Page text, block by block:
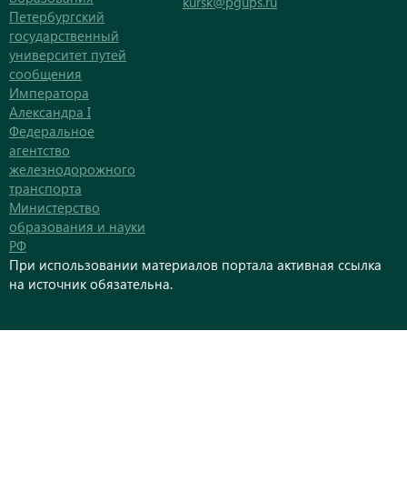
Петербургский
государственный
университет путей
сообщения
Императора
Александра I
Федеральное
агентство
железнодорожного
транспорта
Министерство
образования и науки
РФ
При использовании материалов портала активная ссылка
на источник обязательна.